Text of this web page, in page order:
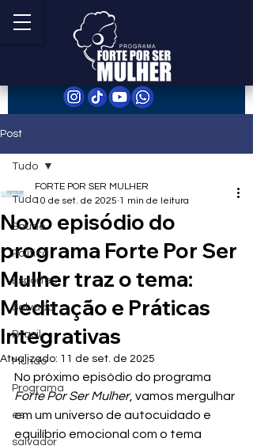
Post
Tudo
Saúde
Política
Esportes
Salvador
Brasil
Mundo
Programa
es
salvador
Tudo
Novo episódio do
programa Forte Por Ser
Mulher traz o tema:
Meditação e Práticas
Integrativas
FORTE POR SER MULHER
10 de set. de 2025 1 min de leitura
Atualizado: 11 de set. de 2025
No próximo episódio do programa
Forte Por Ser Mulher, vamos mergulhar
em um universo de autocuidado e
equilíbrio emocional com o tema